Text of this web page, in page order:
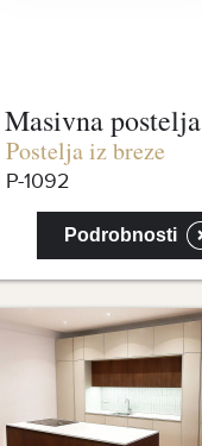
Masivna postelja
Postelja iz breze
P-1092
Podrobnosti